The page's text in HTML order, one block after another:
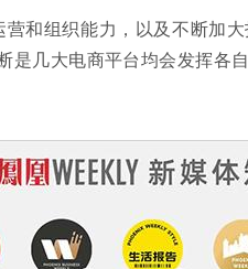
和组织能力，以及不断加
是几大电商平台均会发挥各